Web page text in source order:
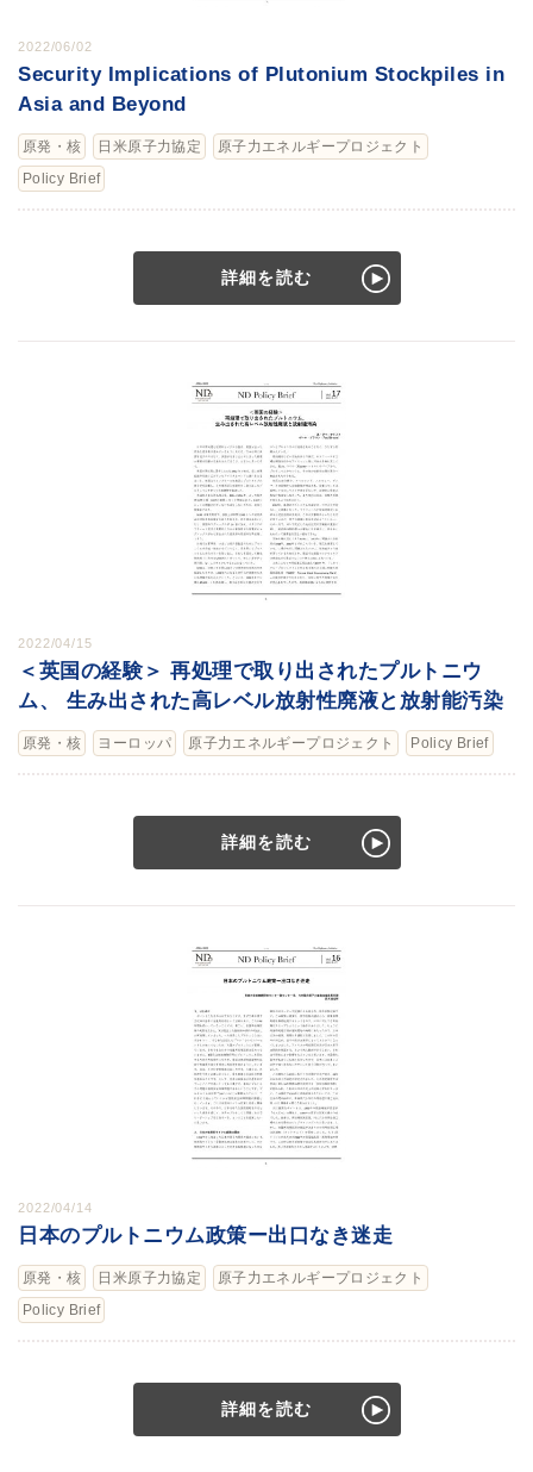
2022/06/02
Security Implications of Plutonium Stockpiles in
Asia and Beyond
原発・核 日米原子力協定
原子力エネルギープロジェクト
Policy Brief
詳細を読む
2022/04/15
＜英国の経験＞ 再処理で取り出されたプルトニウ
ム、 生み出された高レベル放射性廃液と放射能汚染
原発・核 ヨーロッパ 原子力エネルギープロジェクト Policy Brief
詳細を読む
2022/04/14
日本のプルトニウム政策ー出口なき迷走
原発・核 日米原子力協定
原子力エネルギープロジェクト
Policy Brief
詳細を読む